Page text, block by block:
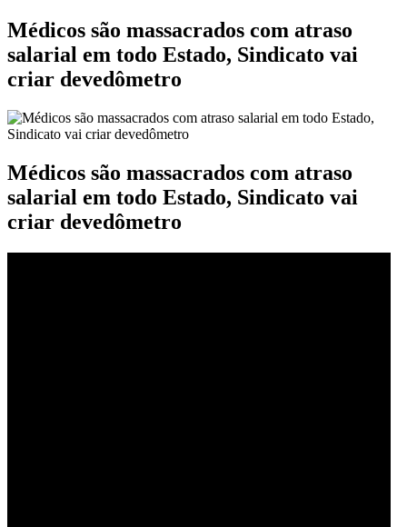
Médicos são massacrados com atraso
salarial em todo Estado, Sindicato vai
criar devedômetro
Médicos são massacrados com atraso
salarial em todo Estado, Sindicato vai
criar devedômetro